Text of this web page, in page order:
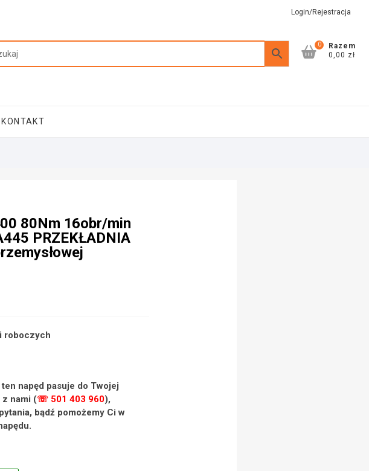
Login/Rejestracja
0
Razem
0,00 zł
KONTAKT
80Nm 16obr/min
PRZEKŁADNIA
roboczych
napęd pasuje do Twojej
z nami (☏ 501 403 960),
bądź pomożemy Ci w